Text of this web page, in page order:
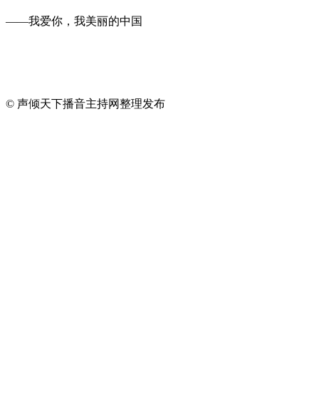
——我爱你，我美丽的中国
© 声倾天下播音主持网整理发布